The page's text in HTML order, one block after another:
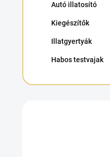
Autó illatosító
Kiegészítők
Illatgyertyák
Habos testvajak